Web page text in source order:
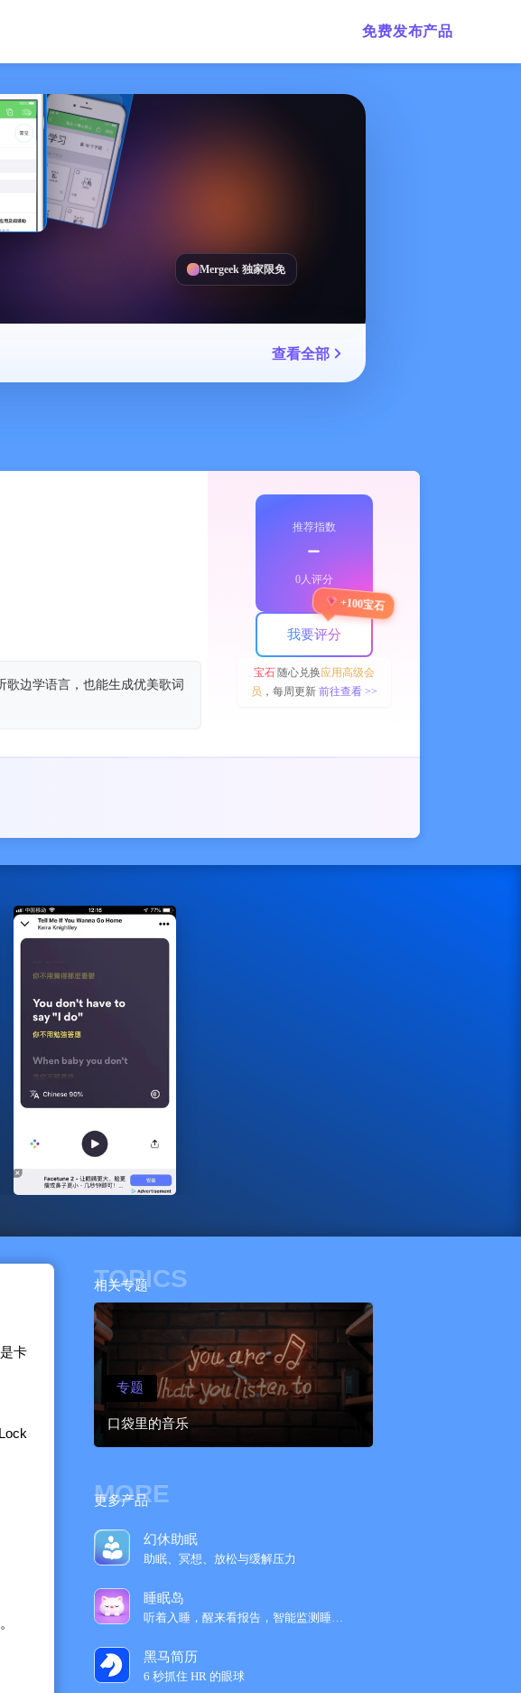
免费发布产品
Mergeek 独家限免
查看全部
边学语言，也能生成优美歌词
推荐指数
﹣
0人评分
我要评分
+100宝石
宝石随心兑换应用高级会
员 ，每周更新 前往查看 >>
卡
TOPICS
相关专题
口袋里的音乐
专题
MORE
更多产品
幻休助眠
助眠、冥想、放松与缓解压力
睡眠岛
听着入睡，醒来看报告，智能监测睡眠趋势
黑马简历
6 秒抓住 HR 的眼球